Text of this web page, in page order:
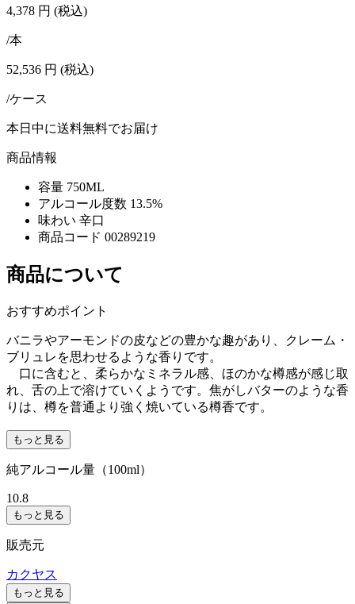
4,378 円 (税込)
/本
52,536 円 (税込)
/ケース
本日中に送料無料でお届け
商品情報
容量 750ML
アルコール度数 13.5%
味わい 辛口
商品コード 00289219
商品について
おすすめポイント
バニラやアーモンドの皮などの豊かな趣があり、クレーム・
ブリュレを思わせるような香りです。
口に含むと、柔らかなミネラル感、ほのかな樽感が感じ取
れ、舌の上で溶けていくようです。焦がしバターのような香
りは、樽を普通より強く焼いている樽香です。
もっと見る
純アルコール量（100ml）
10.8
もっと見る
販売元
カクヤス
もっと見る